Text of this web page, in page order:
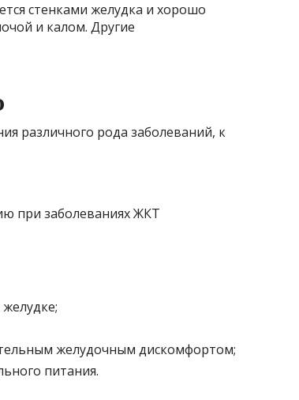
стенками желудка и хорошо
и калом. Другие
различного рода заболеваний, к
желудочным дискомфортом;
питания.